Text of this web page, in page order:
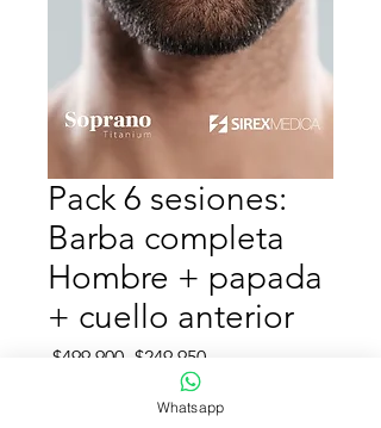
Pack 6 sesiones:
Barba completa
Hombre + papada
+ cuello anterior
$499.900 Precio
$249.950Precio
oferta
Whatsapp